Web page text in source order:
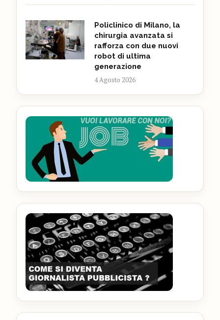
Policlinico di Milano, la
chirurgia avanzata si
rafforza con due nuovi
robot di ultima
generazione
4 Agosto 2026